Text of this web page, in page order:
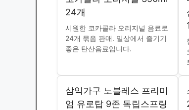
24개
시원한 코카콜라 오리지널 음료로
24개 묶음 판매. 일상에서 즐기기
좋은 탄산음료입니다.
삼익가구 노블레스 프리미
엄 유로탑 9존 독립스프링